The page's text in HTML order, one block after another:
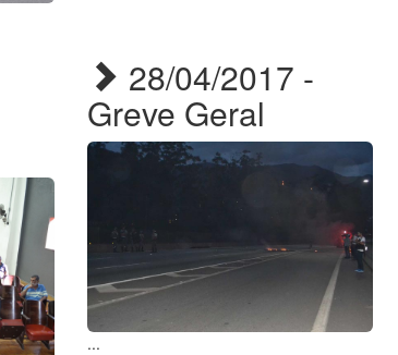
28/04/2017 -
Greve Geral
...